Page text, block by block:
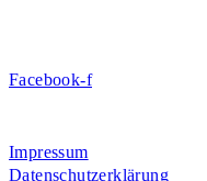
Facebook-f
Impressum
Datenschutzerklärung